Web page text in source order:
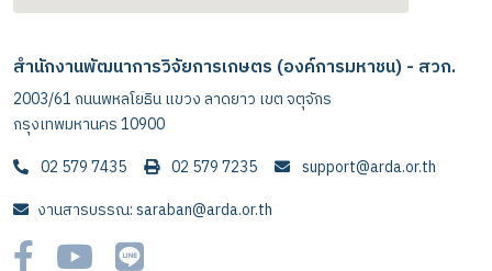
สำนักงานพัฒนาการวิจัยการเกษตร (องค์การมหาชน) - สวก.
2003/61 ถนนพหลโยธิน แขวง ลาดยาว เขต จตุจักร
กรุงเทพมหานคร 10900
02 579 7435
02 579 7235
support@arda.or.th
งานสารบรรณ: saraban@arda.or.th